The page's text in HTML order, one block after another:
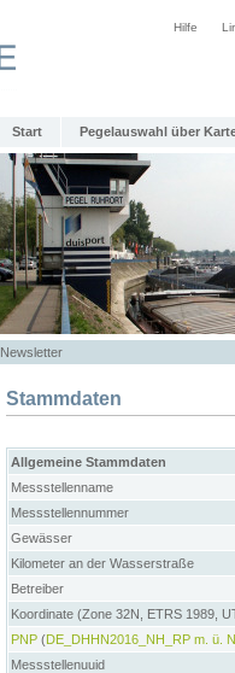
Hilfe
Start Pegelauswahl über
Newsletter
Stammdaten
Allgemeine Stammdaten
Messstellenname
Messstellennummer
Gewässer
Kilometer an der Wasserstraße
Betreiber
Koordinate (Zone 32N, ETRS 1989,
PNP (DE_DHHN2016_NH_RP m. ü.
Messstellenuuid